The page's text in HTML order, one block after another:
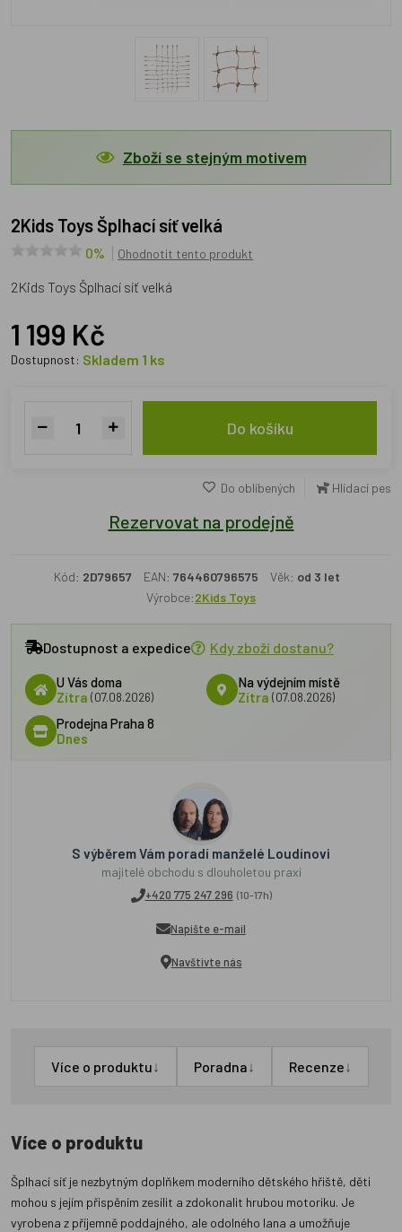
Zboží se stejným motivem
2Kids Toys Šplhací síť velká
0% Ohodnotit tento produkt
2Kids Toys Šplhací síť velká
1 199 Kč
Dostupnost: Skladem 1 ks
Do košíku
Do oblíbených Hlídací pes
Rezervovat na prodejně
Kód: 2D79657 EAN: 764460796575 Věk: od 3 let
Výrobce:2Kids Toys
Dostupnost a expedice Kdy zboží dostanu?
U Vás doma
Zítra (07.08.2026)
Na výdejním místě
Zítra (07.08.2026)
Prodejna Praha 8
Dnes
S výběrem Vám poradí manželé Loudínovi
majitelé obchodu s dlouholetou praxí
+420 775 247 296 (10-17h)
Napište e-mail
Navštivte nás
Více o produktu↓ Poradna↓ Recenze↓
Více o produktu
Šplhací síť je nezbytným doplňkem moderního dětského hřiště, děti
mohou s jejím přispěním zesílit a zdokonalit hrubou motoriku. Je
vyrobena z příjemně poddajného, ale odolného lana a umožňuje